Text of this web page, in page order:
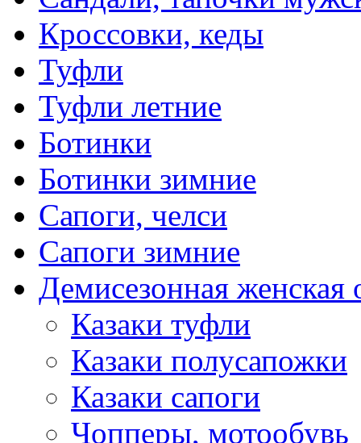
Кроссовки, кеды
Туфли
Туфли летние
Ботинки
Ботинки зимние
Сапоги, челси
Сапоги зимние
Демисезонная женская
Казаки туфли
Казаки полусапожки
Казаки сапоги
Чопперы, мотообувь